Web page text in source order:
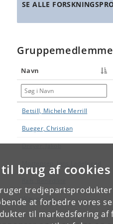
brug af cookies
at forbedre vores
til markedsføring af
SE ALLE
Navn
Søg i Navn
Betsill, Michele Merrill
Bueger, Christian
Dreyer, Jakob
Mortensen, Jens Ladefoged
Wæver, Ole